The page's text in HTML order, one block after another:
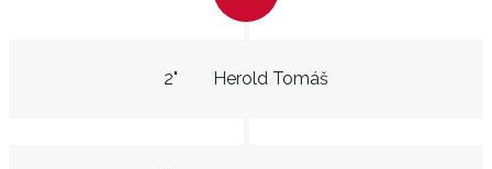
Herold Tomáš
2"